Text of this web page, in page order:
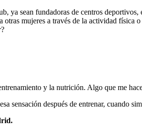
ya sean fundadoras de centros
mujeres a través de la actividad física
?
y la nutrición. Algo que me
después de entrenar, cuando